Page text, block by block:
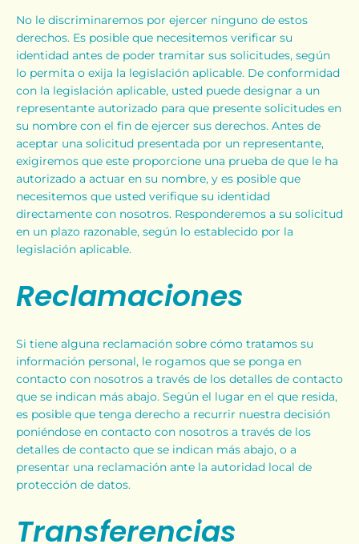
No le discriminaremos por ejercer ninguno de estos
derechos. Es posible que necesitemos verificar su
identidad antes de poder tramitar sus solicitudes, según
lo permita o exija la legislación aplicable. De conformidad
con la legislación aplicable, usted puede designar a un
representante autorizado para que presente solicitudes en
su nombre con el fin de ejercer sus derechos. Antes de
aceptar una solicitud presentada por un representante,
exigiremos que este proporcione una prueba de que le ha
autorizado a actuar en su nombre, y es posible que
necesitemos que usted verifique su identidad
directamente con nosotros. Responderemos a su solicitud
en un plazo razonable, según lo establecido por la
legislación aplicable.
Reclamaciones
Si tiene alguna reclamación sobre cómo tratamos su
información personal, le rogamos que se ponga en
contacto con nosotros a través de los detalles de contacto
que se indican más abajo. Según el lugar en el que resida,
es posible que tenga derecho a recurrir nuestra decisión
poniéndose en contacto con nosotros a través de los
detalles de contacto que se indican más abajo, o a
presentar una reclamación ante la autoridad local de
protección de datos.
Transferencias